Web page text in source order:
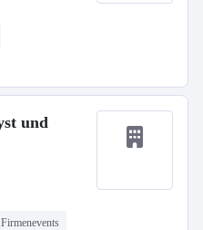
und
Firmenevents